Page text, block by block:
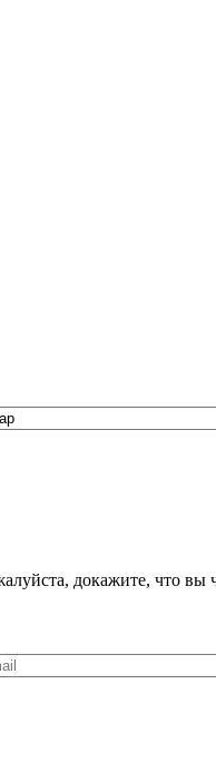
докажите, что вы